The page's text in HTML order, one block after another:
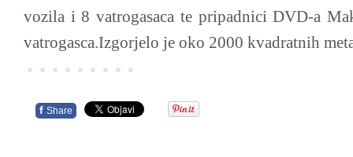
vozila i 8 vatrogasaca te pripadnici DVD-a
vatrogasca.Izgorjelo je oko 2000 kvadratnih
f Share